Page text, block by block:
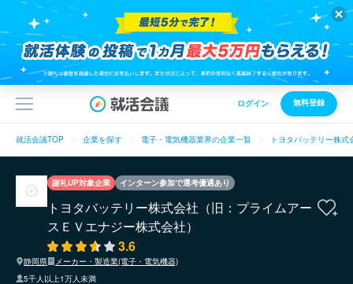
ログイン 無料登録
就活会議TOP 企業を探す 電子・電気機器業界の企業一覧 トヨタバッテリー株式
謝礼UP対象企業 インターン参加で選考優遇あり
トヨタバッテリー株式会社（旧：プライムアー
スＥＶエナジー株式会社）
3.6
静岡県
メーカー・製造業(電子・電気機器)
5千人以上1万人未満